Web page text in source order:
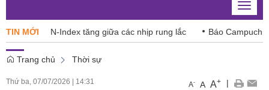
Toggle
TIN MỚIVN-Index tăng giữa các nhịp rung lắc Báo Campuchia ‘dè
Trang chủ Thời sự
Thứ ba, 07/07/2026 | 14:31 A- A A+ |